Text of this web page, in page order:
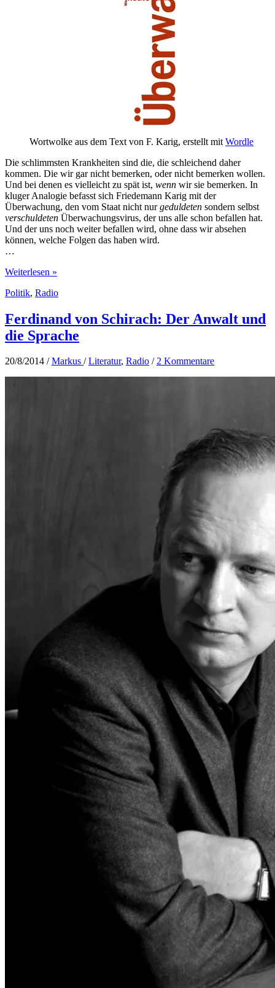
Wortwolke aus dem Text von F. Karig, erstellt mit Wordle
Die schlimmsten Krankheiten sind die, die schleichend daher
kommen. Die wir gar nicht bemerken, oder nicht bemerken wollen.
Und bei denen es vielleicht zu spät ist, wenn wir sie bemerken. In
kluger Analogie befasst sich Friedemann Karig mit der
Überwachung, den vom Staat nicht nurgeduldeten sondern selbst
verschuldeten Überwachungsvirus, der uns alle schon befallen hat.
Und der uns noch weiter befallen wird, ohne dass wir absehen
können, welche Folgen das haben wird.
…
Vom
im
Weiterlesen »
Politik, Radio
Ferdinand von Schirach: Der Anwalt und
die Sprache
20/8/2014 /Markus /Literatur, Radio /2 Kommentare